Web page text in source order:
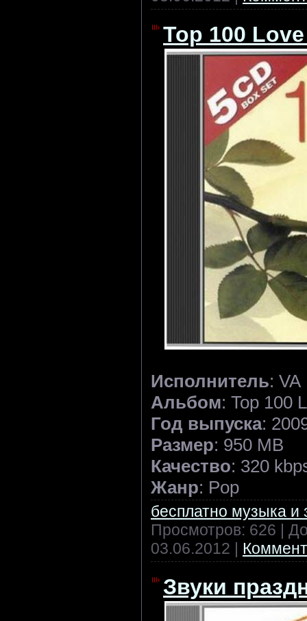
Top 100
Исполнитель: VA
Альбом: Top 100
Год выпуска:
Размер: 950 MB
Качество: 320
Жанр: Pop
бесплатно музыка и
Просмотров: 626 |
03.06.2012
Звуки